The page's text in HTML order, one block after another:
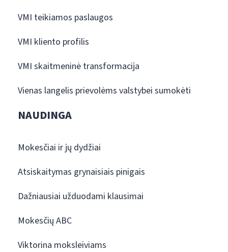
VMI teikiamos paslaugos
VMI kliento profilis
VMI skaitmeninė transformacija
Vienas langelis prievolėms valstybei sumokėti
NAUDINGA
Mokesčiai ir jų dydžiai
Atsiskaitymas grynaisiais pinigais
Dažniausiai užduodami klausimai
Mokesčių ABC
Viktorina moksleiviams